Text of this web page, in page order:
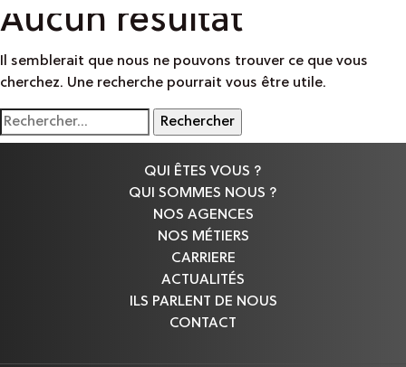
Aucun résultat
Il semblerait que nous ne pouvons trouver ce que vous
cherchez. Une recherche pourrait vous être utile.
Rechercher :
QUI ÊTES VOUS ?
QUI SOMMES NOUS ?
NOS AGENCES
NOS MÉTIERS
CARRIERE
ACTUALITÉS
ILS PARLENT DE NOUS
CONTACT